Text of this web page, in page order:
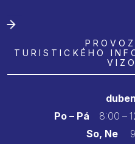
TURISTICKÉHO
Po – Pá
8:00 –
So, Ne